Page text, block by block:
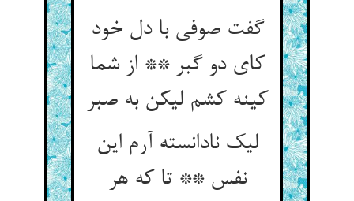
گفت صوفی با دل خود
کای دو گبر ** از شما
کینه کشم لیکن به صبر
لیک نادانسته آرم این
نفس ** تا که هر